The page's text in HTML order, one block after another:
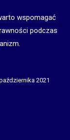
wspomagać
podczas
2021